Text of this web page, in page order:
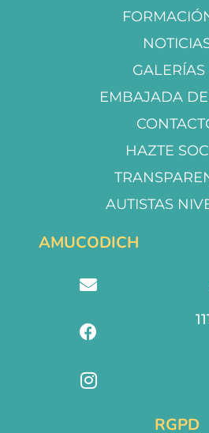
GALERÍAS
EMBAJADA
HAZTE
AUTISTAS
AMUCODICH
RGPD